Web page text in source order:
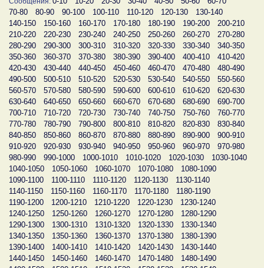
70-80
80-90 90-100 100-110 110-120 120-130
130-140
140-150
150-160 160-170 170-180 180-190 190-200
200-210
210-220
220-230 230-240 240-250 250-260 260-270
270-280
280-290
290-300 300-310 310-320 320-330 330-340
340-350
350-360
360-370 370-380 380-390 390-400 400-410
410-420
420-430
430-440 440-450 450-460 460-470 470-480
480-490
490-500
500-510 510-520 520-530 530-540 540-550
550-560
560-570
570-580 580-590 590-600 600-610 610-620
620-630
630-640
640-650 650-660 660-670 670-680 680-690
690-700
700-710
710-720 720-730 730-740 740-750 750-760
760-770
770-780
780-790 790-800 800-810 810-820 820-830
830-840
840-850
850-860 860-870 870-880 880-890 890-900
900-910
910-920
920-930 930-940 940-950 950-960 960-970
970-980
980-990
990-1000 1000-1010 1010-1020 1020-1030
1030-1040
1040-1050
1050-1060 1060-1070 1070-1080
1080-1090
1090-1100
1100-1110 1110-1120 1120-1130
1130-1140
1140-1150
1150-1160 1160-1170 1170-1180
1180-1190
1190-1200
1200-1210 1210-1220 1220-1230
1230-1240
1240-1250
1250-1260 1260-1270 1270-1280
1280-1290
1290-1300
1300-1310 1310-1320 1320-1330
1330-1340
1340-1350
1350-1360 1360-1370 1370-1380
1380-1390
1390-1400
1400-1410 1410-1420 1420-1430
1430-1440
1440-1450
1450-1460 1460-1470 1470-1480
1480-1490